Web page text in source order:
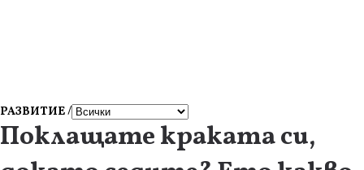
РАЗВИТИЕ /
Поклащате краката си,